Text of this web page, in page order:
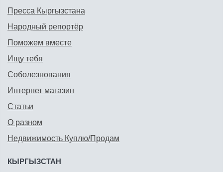
Пресса Кыргызстана
Народный репортёр
Поможем вместе
Ищу тебя
Соболезнования
Интернет магазин
Статьи
О разном
Недвижимость Куплю/Продам
КЫРГЫЗСТАН